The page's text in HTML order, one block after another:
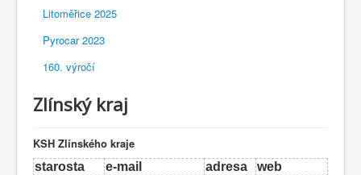
Litoměřice 2025
Pyrocar 2023
160. výročí
Zlínský kraj
KSH Zlínského kraje
starosta e-mail adresa web